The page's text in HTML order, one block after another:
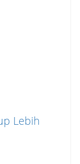
Lebih